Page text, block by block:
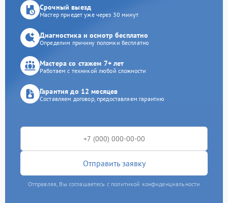
Срочный выезд
Мастер приедет уже через 30 минут
Диагностика и осмотр бесплатно
Определим причину поломки бесплатно
Мастера со стажем 7+ лет
Работаем с техникой любой сложности
Гарантия до 12 месяцев
Составляем договор, предоставляем гарантию
Отправить заявку
Отправляя, Вы соглашаетесь с политикой конфиденциальности